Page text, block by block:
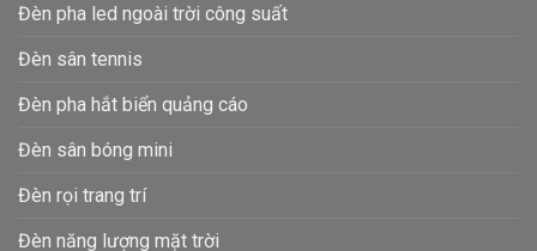
Đèn pha led ngoài trời công suất
Đèn sân tennis
Đèn pha hắt biển quảng cáo
Đèn sân bóng mini
Đèn rọi trang trí
Đèn năng lượng mặt trời